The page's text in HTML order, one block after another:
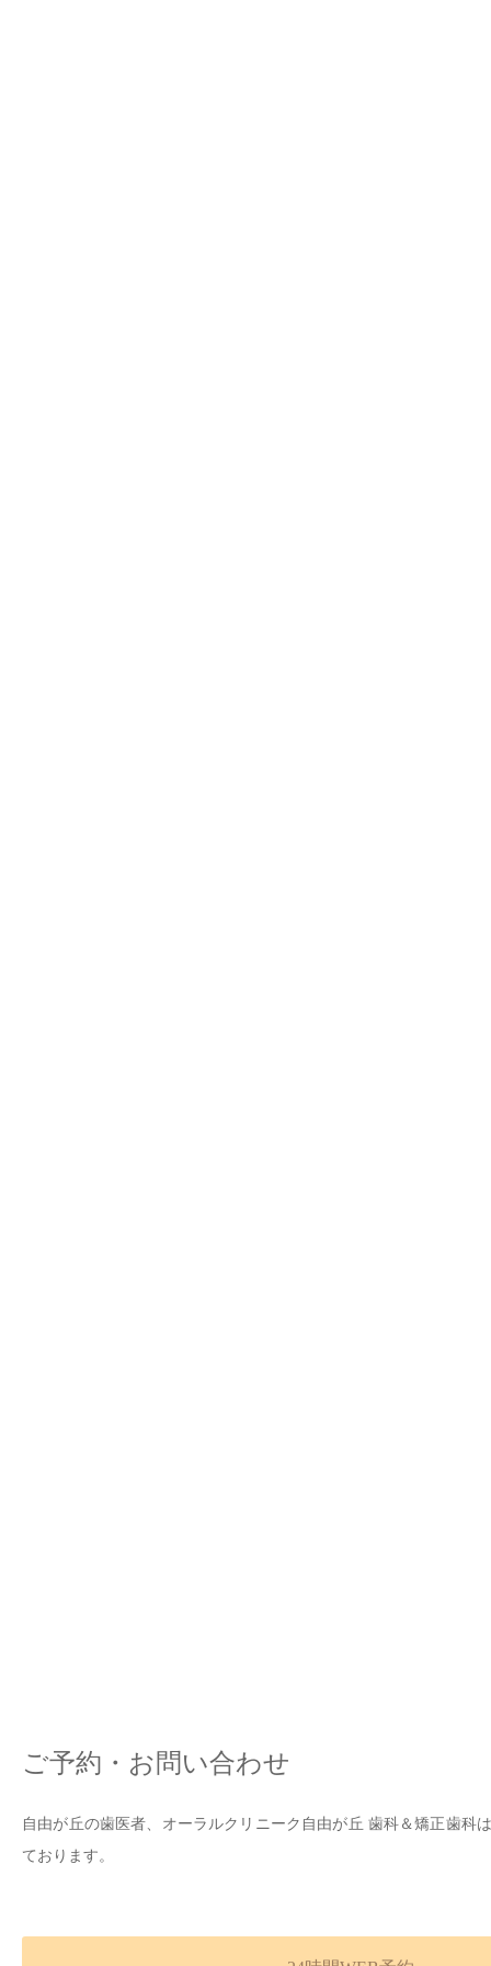
ご予約・お問い合わせ
自由が丘の歯医者、オーラルクリニーク自由が丘 歯科＆矯正歯科
ております。